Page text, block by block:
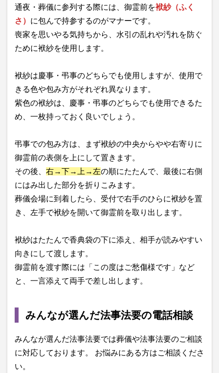
通夜・葬儀に参列する際には、御霊前を袱紗（ふく
さ） に包んで持参するのがマナーです。
喪家を思いやる気持ちから、水引の乱れや汚れを防ぐ
ために袱紗を使用します。
袱紗は慶事・弔事のどちらでも使用しますが、使用で
きる色や包み方がそれぞれ異なります。
紫色の袱紗は、慶事・弔事のどちらでも使用できるた
め、一枚持っておく良いでしょう。
弔事での包み方は、まず袱紗の中央からやや右寄りに
御霊前の表側を上にして置きます。
その後、 右→下→上→左の順にたたんで、最後に右側
にはみ出した部分を折りこみます。
葬儀会場に到着したら、受付で右手のひらに袱紗を置
き、左手で袱紗を開いて御霊前を取り出します。
袱紗はたたんで香典袋の下に添え、相手が読みやすい
向きにして渡します。
御霊前を渡す際には「この度はご愁傷様です」など
と、一言添えて両手で差し出します。
みんなが選んだ法事法要の電話相談
みんなが選んだ法事法要では葬儀や法事法要のご相談
に対応しております。 お悩みにある方はご相談くださ
い。